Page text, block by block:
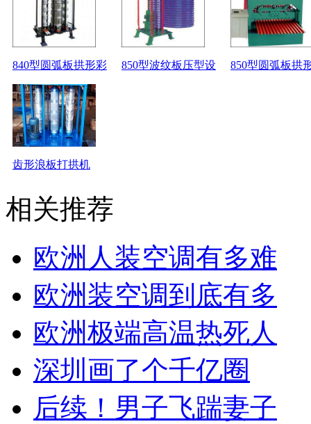
840型圆弧板拱形彩 850型波纹板压型设 850型圆弧板拱
齿形浪板打拱机
相关推荐
欧洲人装空调有多难
欧洲装空调到底有多
欧洲极端高温热死人
深圳画了个千亿圈
后续！男子飞踹妻子